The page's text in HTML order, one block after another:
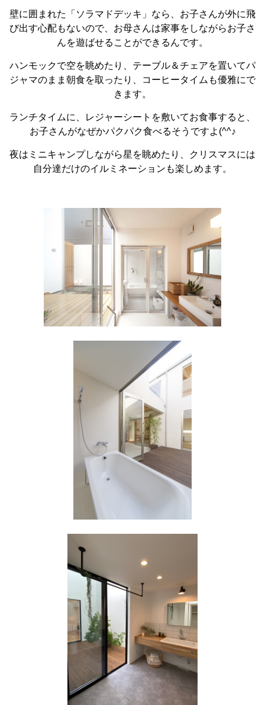
壁に囲まれた「ソラマドデッキ」なら、お子さんが外に飛
び出す心配もないので、お母さんは家事をしながらお子さ
んを遊ばせることができるんです。
ハンモックで空を眺めたり、テーブル＆チェアを置いてパ
ジャマのまま朝食を取ったり、コーヒータイムも優雅にで
きます。
ランチタイムに、レジャーシートを敷いてお食事すると、
お子さんがなぜかパクパク食べるそうですよ(^^♪
夜はミニキャンプしながら星を眺めたり、クリスマスには
自分達だけのイルミネーションも楽しめます。